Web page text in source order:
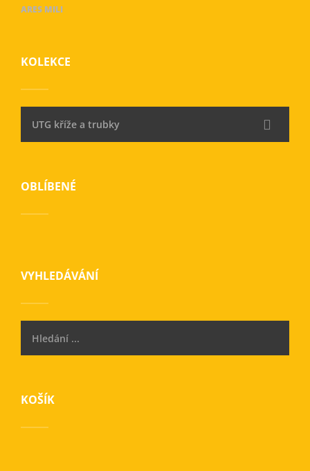
ARES MILI
KOLEKCE
UTG kříže a trubky
OBLÍBENÉ
VYHLEDÁVÁNÍ
KOŠÍK